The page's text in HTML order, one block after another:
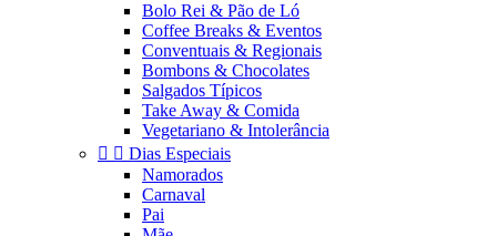
Bolo Rei & Pão de Ló
Coffee Breaks & Eventos
Conventuais & Regionais
Bombons & Chocolates
Salgados Típicos
Take Away & Comida
Vegetariano & Intolerância
  Dias Especiais
Namorados
Carnaval
Pai